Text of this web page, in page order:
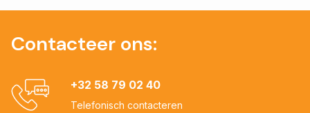
Contacteer ons:
+32 58 79 02 40
Telefonisch contacteren